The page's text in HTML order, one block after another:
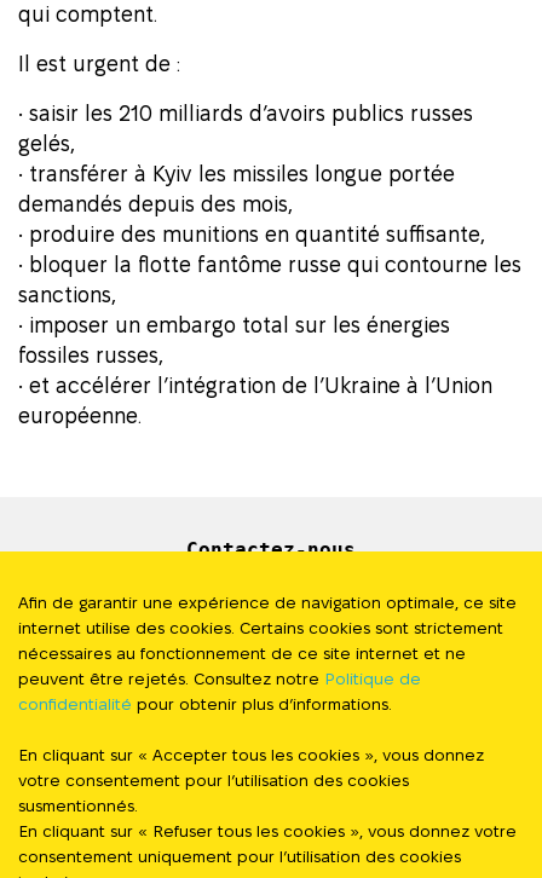
qui comptent.
Il est urgent de :
• saisir les 210 milliards d’avoirs publics russes
gelés,
• transférer à Kyiv les missiles longue portée
demandés depuis des mois,
• produire des munitions en quantité suffisante,
• bloquer la flotte fantôme russe qui contourne les
sanctions,
• imposer un embargo total sur les énergies
fossiles russes,
• et accélérer l’intégration de l’Ukraine à l’Union
européenne.
Contactez-nous
Newsletter
Presse
#StandWithUkraine
FOLLOW US
Afin de garantir une expérience de navigation optimale, ce site
internet utilise des cookies. Certains cookies sont strictement
nécessaires au fonctionnement de ce site internet et ne
peuvent être rejetés. Consultez notre Politique de
confidentialité pour obtenir plus d’informations.
En cliquant sur « Accepter tous les cookies », vous donnez
votre consentement pour l’utilisation des cookies
susmentionnés.
En cliquant sur « Refuser tous les cookies », vous donnez votre
consentement uniquement pour l’utilisation des cookies